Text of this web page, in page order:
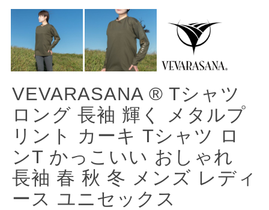
VEVARASANA ®︎ Tシャツ
ロング 長袖 輝く メタルプ
リント カーキ Tシャツ ロ
ンT かっこいい おしゃれ
長袖 春 秋 冬 メンズ レディ
ース ユニセックス